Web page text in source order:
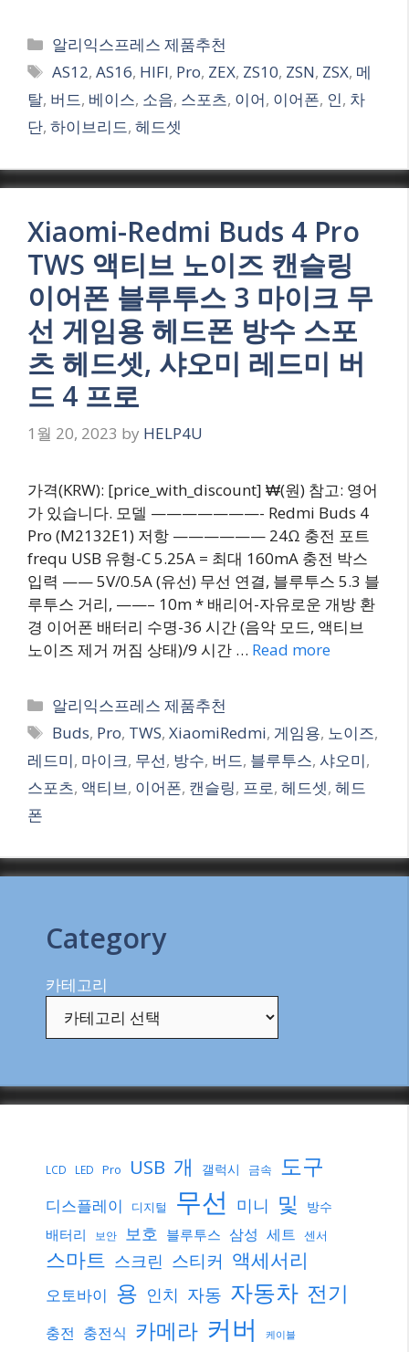
Categories
알리익스프레스 제품추천
Tags
AS12,AS16, HIFI, Pro, ZEX, ZS10, ZSN, ZSX, 메
탈, 버드, 베이스, 소음, 스포츠, 이어, 이어폰, 인, 차
단, 하이브리드, 헤드셋
Xiaomi-Redmi Buds 4 Pro
TWS 액티브 노이즈 캔슬링
이어폰 블루투스 3 마이크 무
선 게임용 헤드폰 방수 스포
츠 헤드셋, 샤오미 레드미 버
드 4 프로
1월 20, 2023 by HELP4U
가격(KRW): [price_with_discount] ₩(원) 참고: 영어
가 있습니다. 모델 ———————- Redmi Buds 4
Pro (M2132E1) 저항 —————— 24Ω 충전 포트
frequ USB 유형-C 5.25A = 최대 160mA 충전 박스
입력 —— 5V/0.5A (유선) 무선 연결, 블루투스 5.3 블
루투스 거리, ——– 10m * 배리어-자유로운 개방 환
경 이어폰 배터리 수명-36 시간 (음악 모드, 액티브
노이즈 제거 꺼짐 상태)/9 시간 … Read more
Categories
알리익스프레스 제품추천
Tags
Buds, Pro, TWS,XiaomiRedmi, 게임용, 노이즈,
레드미, 마이크, 무선, 방수, 버드, 블루투스, 샤오미,
스포츠, 액티브, 이어폰, 캔슬링, 프로, 헤드셋, 헤드
폰
Category
카테고리
LCD LED Pro USB 개 갤럭시 금속 도구
디스플레이 디지털 무선 미니 및 방수
배터리 보안 보호 블루투스 삼성 세트 센서
스마트 스크린 스티커 액세서리
오토바이 용 인치 자동 자동차 전기
충전 충전식 카메라 커버 케이블